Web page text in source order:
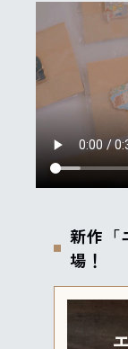
新作「
場！